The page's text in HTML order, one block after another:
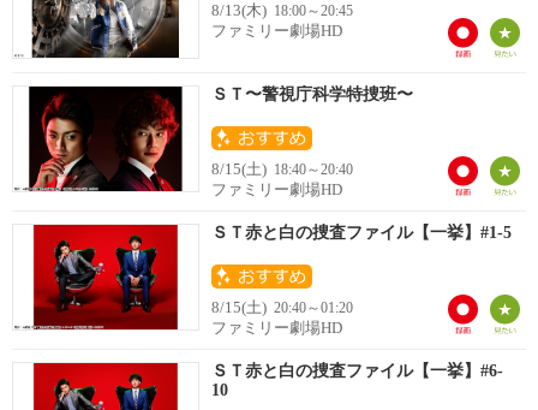
8/13(木) 18:00～20:45
ファミリー劇場HD
ＳＴ〜警視庁科学特捜班〜
8/15(土) 18:40～20:40
ファミリー劇場HD
ＳＴ赤と白の捜査ファイル【一挙】#1-5
8/15(土) 20:40～01:20
ファミリー劇場HD
ＳＴ赤と白の捜査ファイル【一挙】#6-
10